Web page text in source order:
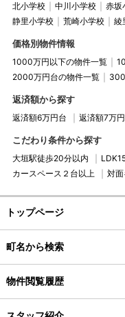
北小学校
中川小学校 赤坂
静里小学校
荒崎小学校 綾
価格別物件情報
1000万円以下の物件一覧
2000万円台の物件一覧
返済額から探す
返済額6万円台 返済額7万
こだわり条件から探す
大垣駅徒歩20分以内
カースペース２台以上
対
トップページ
町名から検索
物件閲覧履歴